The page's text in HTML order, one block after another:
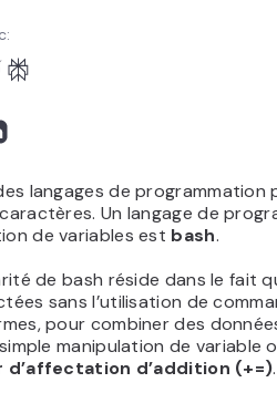
langages de programmation
Un langage de
de variables est bash.
de bash réside dans le fait
sans l’utilisation de
pour combiner des
manipulation de variable
d’affectation d’addition (+=).